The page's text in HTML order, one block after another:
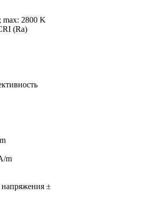
max: 2800 K
(Ra)
m
±